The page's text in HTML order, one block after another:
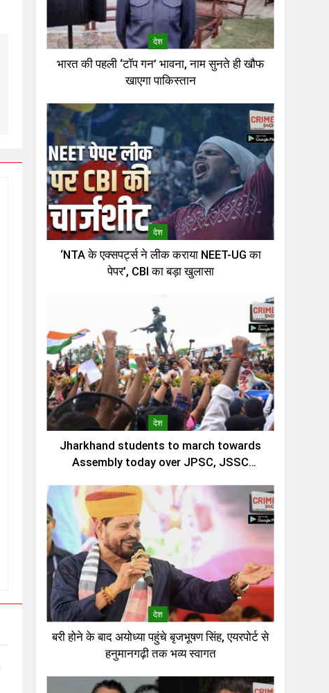
देश
भारत की पहली ‘टॉप गन’ भावना, नाम सुनते ही खौफ
खाएगा पाकिस्तान
देश
‘NTA के एक्सपर्ट्स ने लीक कराया NEET-UG का
पेपर’, CBI का बड़ा खुलासा
देश
Jharkhand students to march towards
Assembly today over JPSC, JSSC
देश
बरी होने के बाद अयोध्या पहुंचे बृजभूषण सिंह, एयरपोर्ट से
हनुमानगढ़ी तक भव्य स्वागत